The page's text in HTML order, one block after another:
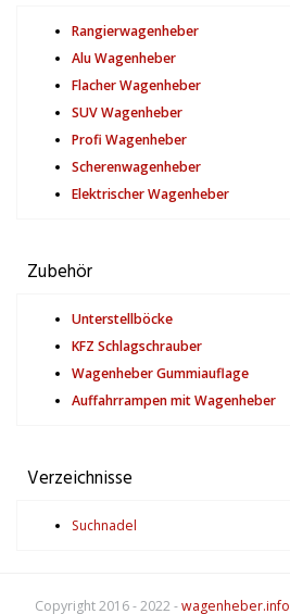
Rangierwagenheber
Alu Wagenheber
Flacher Wagenheber
SUV Wagenheber
Profi Wagenheber
Scherenwagenheber
Elektrischer Wagenheber
Zubehör
Unterstellböcke
KFZ Schlagschrauber
Wagenheber Gummiauflage
Auffahrrampen mit Wagenheber
Verzeichnisse
Suchnadel
Copyright 2016 - 2022 -wagenheber.info